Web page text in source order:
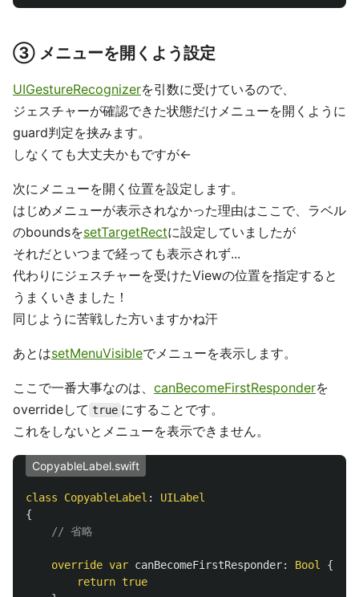
③ メニューを開くよう設定
UIGestureRecognizerを引数に受けているので、
ジェスチャーが確認できた状態だけメニューを開くように
guard判定を挟みます。
しなくても大丈夫かもですが←
次にメニューを開く位置を設定します。
はじめメニューが表示されなかった理由はここで、ラベル
のboundsをsetTargetRectに設定していましたが
それだといつまで経っても表示されず...
代わりにジェスチャーを受けたViewの位置を指定すると
うまくいきました！
同じように苦戦した方いますかね汗
あとはsetMenuVisibleでメニューを表示します。
ここで一番大事なのは、 canBecomeFirstResponderを
overrideして true にすることです。
これをしないとメニューを表示できません。
CopyableLabel.swift
class CopyableLabel :
UILabel
{
// 省略
override var canBecomeFirstResponder: Bool
{
return true